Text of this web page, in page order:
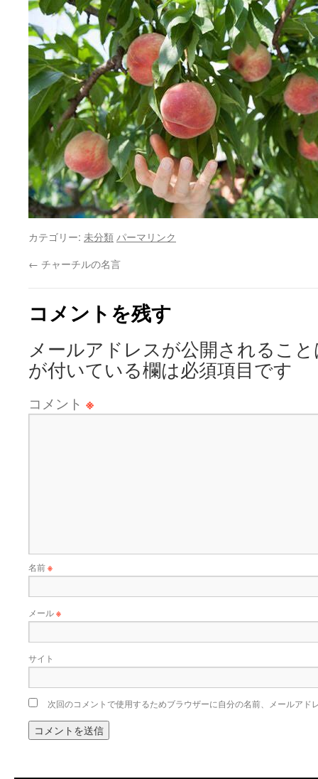
カテゴリー: 未分類 パーマリンク
← チャーチルの名言
コメントを残す
メールアドレスが公開されるこ
が付いている欄は必須項目です
コメント ※
名前※
メール※
サイト
次回のコメントで使用するためブラウザーに自分の名前、メールアド